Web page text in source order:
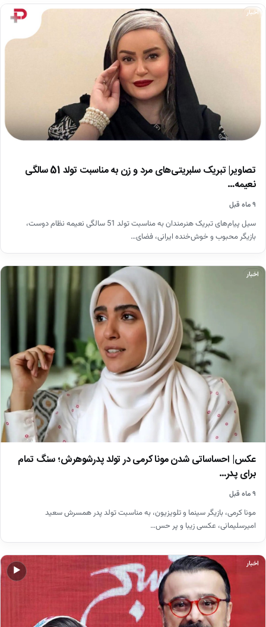
اخبار
تصاویر| تبریک سلبریتی‌های مرد و زن به مناسبت تولد 51 سالگی
نعیمه…
۹ ماه قبل
سیل پیام‌های تبریک هنرمندان به مناسبت تولد 51 سالگی نعیمه نظام دوست،
بازیگر محبوب و خوش‌خنده ایرانی، فضای…
اخبار
عکس| احساساتی شدن مونا کرمی در تولد پدرشوهرش؛ سنگ تمام
برای پدر…
۹ ماه قبل
مونا کرمی، بازیگر سینما و تلویزیون، به مناسبت تولد پدر همسرش سعید
امیرسلیمانی، عکسی زیبا و پر حس…
▶
اخبار